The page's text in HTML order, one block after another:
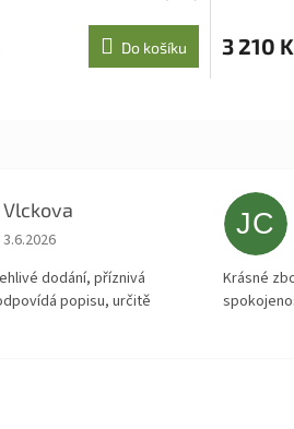
Do košíku 3 210
Vlckova
Hodnocení obchodu je 5 z 5 hvězdiček.
3.6.2026
dodání, příznivá
popisu, určitě
JC
Krásné